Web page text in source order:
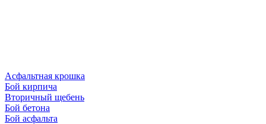
Асфальтная крошка
Бой кирпича
Вторичный щебень
Бой бетона
Бой асфальта